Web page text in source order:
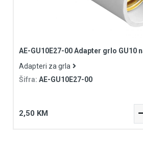
AE-GU10E27-00 Adapter grlo GU10
Adapteri za grla
Šifra: AE-GU10E27-00
2,50 KM